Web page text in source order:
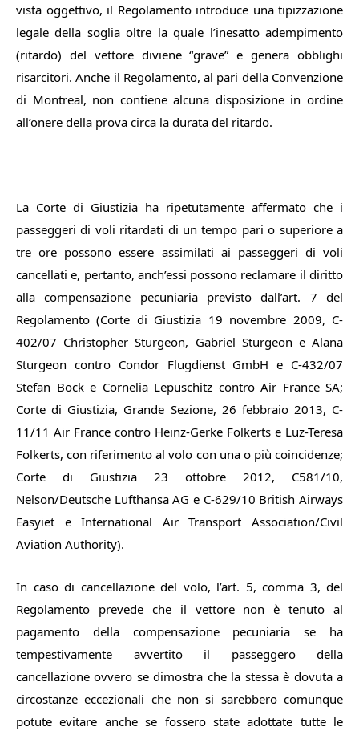
vista oggettivo, il Regolamento introduce una tipizzazione
legale della soglia oltre la quale l’inesatto adempimento
(ritardo) del vettore diviene “grave” e genera obblighi
risarcitori. Anche il Regolamento, al pari della Convenzione
di Montreal, non contiene alcuna disposizione in ordine
all’onere della prova circa la durata del ritardo.
La Corte di Giustizia ha ripetutamente affermato che i
passeggeri di voli ritardati di un tempo pari o superiore a
tre ore possono essere assimilati ai passeggeri di voli
cancellati e, pertanto, anch’essi possono reclamare il diritto
alla compensazione pecuniaria previsto dall’art. 7 del
Regolamento (Corte di Giustizia 19 novembre 2009, C-
402/07 Christopher Sturgeon, Gabriel Sturgeon e Alana
Sturgeon contro Condor Flugdienst GmbH e C-432/07
Stefan Bock e Cornelia Lepuschitz contro Air France SA;
Corte di Giustizia, Grande Sezione, 26 febbraio 2013, C-
11/11 Air France contro Heinz-Gerke Folkerts e Luz-Teresa
Folkerts, con riferimento al volo con una o più coincidenze;
Corte di Giustizia 23 ottobre 2012, C581/10,
Nelson/Deutsche Lufthansa AG e C-629/10 British Airways
Easyiet e International Air Transport Association/Civil
Aviation Authority).
In caso di cancellazione del volo, l’art. 5, comma 3, del
Regolamento prevede che il vettore non è tenuto al
pagamento della compensazione pecuniaria se ha
tempestivamente avvertito il passeggero della
cancellazione ovvero se dimostra che la stessa è dovuta a
circostanze eccezionali che non si sarebbero comunque
potute evitare anche se fossero state adottate tutte le